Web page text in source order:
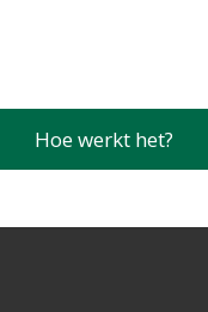
Hoe werkt het?